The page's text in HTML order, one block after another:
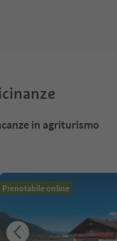
in agriturismo
Prenotabile online